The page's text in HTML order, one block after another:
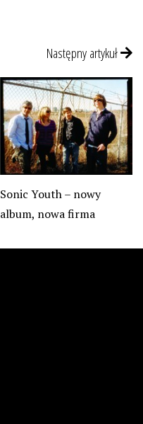
Następny artykuł
Sonic Youth – nowy
album, nowa firma